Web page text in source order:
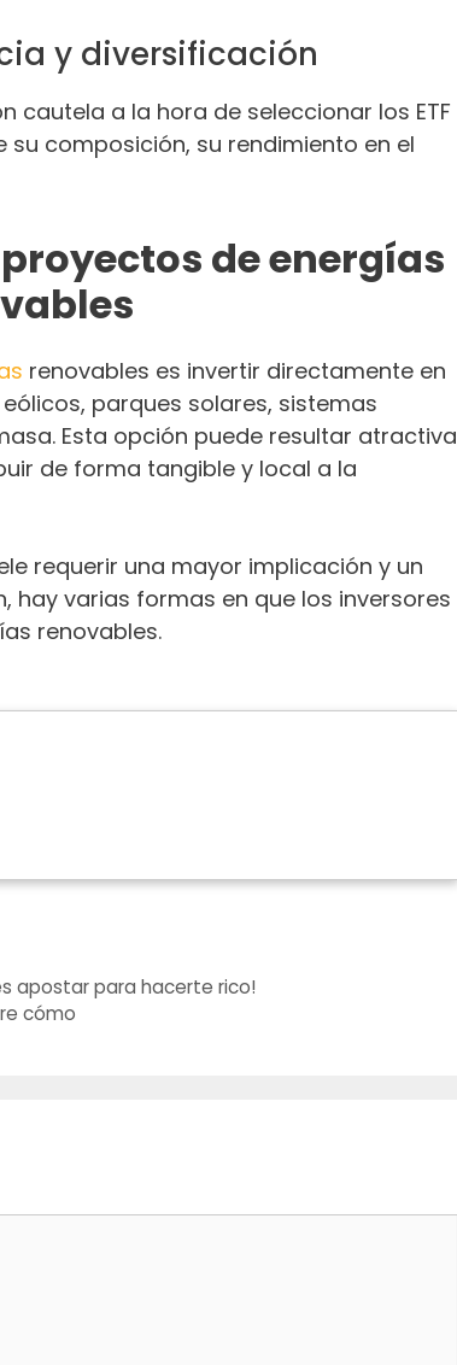
y diversificación
cautela a la hora de seleccionar los ETF
composición, su rendimiento en el
de energías
renovables es invertir directamente en
parques solares, sistemas
Esta opción puede resultar atractiva
de forma tangible y local a la
requerir una mayor implicación y un
hay varias formas en que los inversores
renovables.
apostar para hacerte rico!
cómo